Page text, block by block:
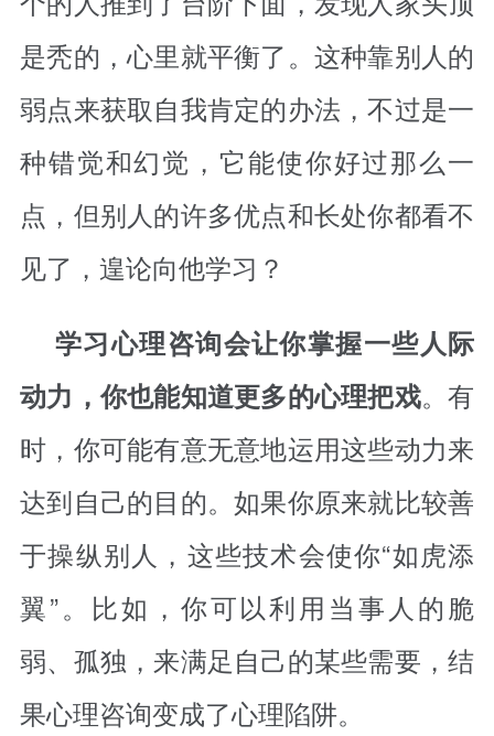
是秃的，心里就平衡了。这种靠别人的
弱点来获取自我肯定的办法，不过是一
种错觉和幻觉，它能使你好过那么一
点，但别人的许多优点和长处你都看不
见了，遑论向他学习？
学习心理咨询会让你掌握一些人际
动力，你也能知道更多的心理把戏。有
时，你可能有意无意地运用这些动力来
达到自己的目的。如果你原来就比较善
于操纵别人，这些技术会使你“如虎添
翼”。比如，你可以利用当事人的脆
弱、孤独，来满足自己的某些需要，结
果心理咨询变成了心理陷阱。